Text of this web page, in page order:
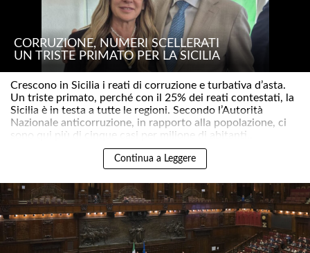
CORRUZIONE, NUMERI SCELLERATI
UN TRISTE PRIMATO PER LA SICILIA
Crescono in Sicilia i reati di corruzione e turbativa d’asta.
Un triste primato, perché con il 25% dei reati contestati, la
Sicilia è in testa a tutte le regioni. Secondo l’Autorità
Nazionale anticorruzione, in rapporto alla popolazione, ci
sono qui più di cinque casi per milione di abitanti..
Continua a Leggere